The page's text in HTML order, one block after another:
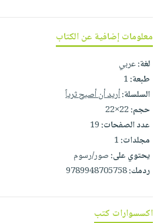
مناسباتيتكرر
طرحها
خدمات
نيل
وفرات
انشر
كتابك
تواصل
معنا
عربة
التسوق
نشرة
الإصدارات
معلومات إضافية عن الكتاب
لغة:عربي
طبعة:1
السلسلة:أريد أن أصبح ثرياً
حجم:22×22
عدد الصفحات:19
مجلدات:1
يحتوي على:صور/رسوم
ردمك:9789948705758
اكسسوارات كتب